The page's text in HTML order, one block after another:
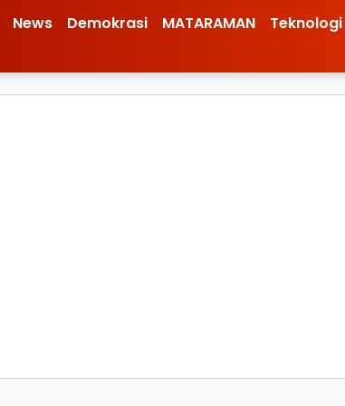
News Demokrasi MATARAMAN Teknologi